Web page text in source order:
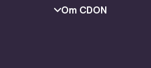
Om CDON